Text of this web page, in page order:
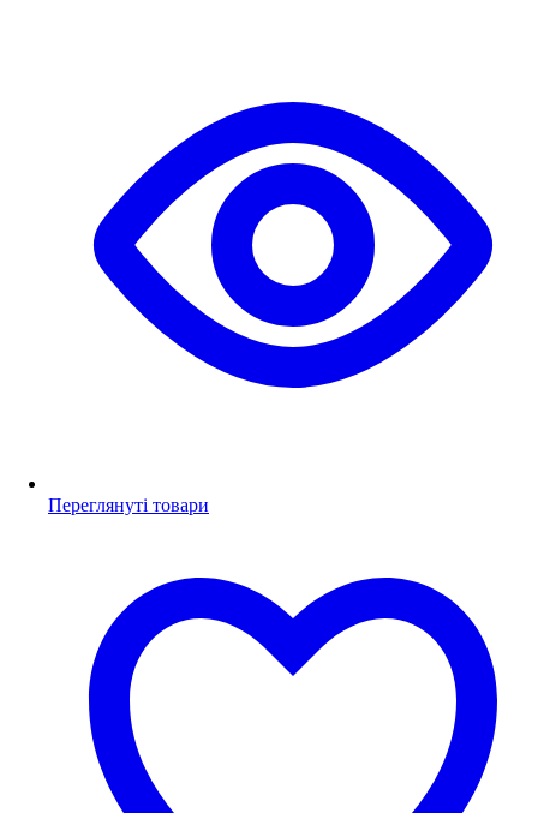
Переглянуті товари